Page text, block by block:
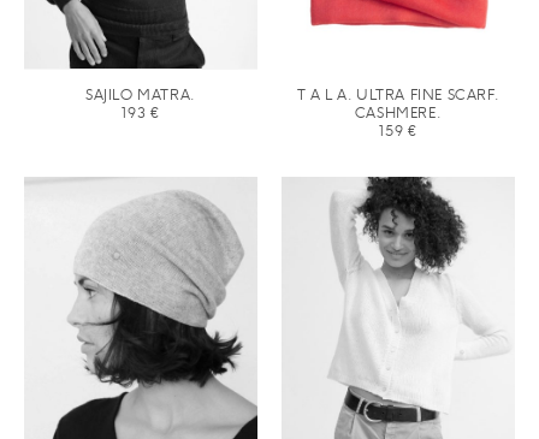
SAJILO MATRA.
193 €
T A L A. ULTRA FINE SCARF.
CASHMERE.
159 €